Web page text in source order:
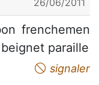
26/06/2011
frenchemen
paraille
signaler